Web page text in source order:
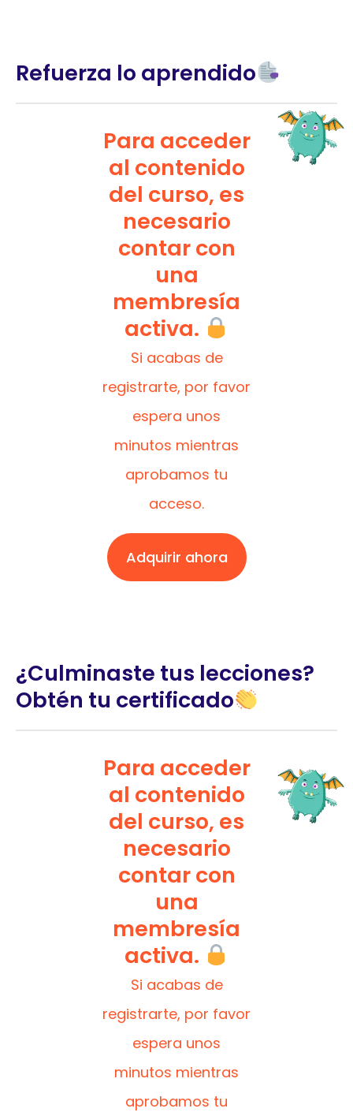
Refuerza lo aprendido
Para acceder
al contenido
del curso, es
necesario
contar con
una
membresía
activa.
Si acabas de
registrarte, por favor
espera unos
minutos mientras
aprobamos tu
acceso.
Adquirir ahora
¿Culminaste tus lecciones?
Obtén tu certificado
Para acceder
al contenido
del curso, es
necesario
contar con
una
membresía
activa.
Si acabas de
registrarte, por favor
espera unos
minutos mientras
aprobamos tu